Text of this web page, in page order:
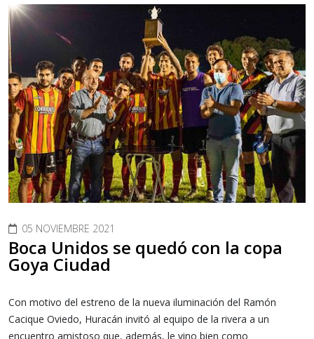
05 NOVIEMBRE 2021
Boca Unidos se quedó con la copa
Goya Ciudad
Con motivo del estreno de la nueva iluminación del Ramón
Cacique Oviedo, Huracán invitó al equipo de la rivera a un
encuentro amistoso que, además, le vino bien como